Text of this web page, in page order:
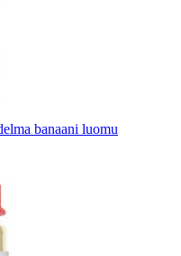
banaani luomu